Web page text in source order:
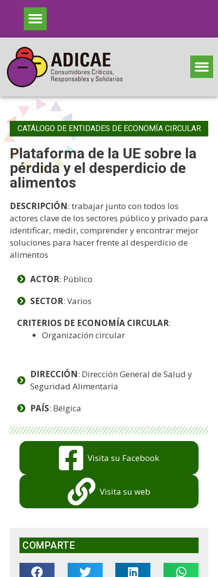
CATÁLOGO DE ENTIDADES DE ECONOMÍA CIRCULAR
Plataforma de la UE sobre la
pérdida y el desperdicio de
alimentos
DESCRIPCIÓN: trabajar junto con todos los
actores clave de los sectores público y privado para
identificar, medir, comprender y encontrar mejor
soluciones para hacer frente al desperdicio de
alimentos
ACTOR: Público
SECTOR: Varios
CRITERIOS DE ECONOMÍA CIRCULAR:
Organización circular
DIRECCIÓN: Dirección General de Salud y
Seguridad Alimentaria
PAÍS: Bélgica
Visita su Facebook
Visita su web
COMPARTE